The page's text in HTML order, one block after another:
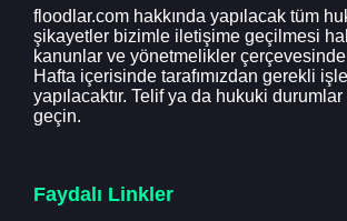
floodlar.com hakkında yapılacak tüm
şikayetler bizimle iletişime geçilmesi
kanunlar ve yönetmelikler
Hafta içerisinde tarafımızdan gerekli
yapılacaktır. Telif ya da hukuki
geçin.
Faydalı Linkler